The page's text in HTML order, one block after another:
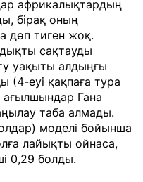
африкалықтардың
бірақ оның
дөп тиген жоқ.
сақтауды
уақыты алдыңғы
(4-еуі қақпаға тура
ағылшындар Гана
таба алмады.
моделі бойынша
лайықты ойнаса,
0,29 болды.